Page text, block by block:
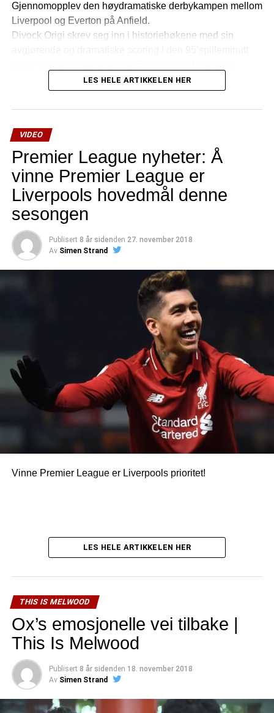
Gjennomopplev den høydramatiske derbykampen mellom
Liverpool og Everton på Anfield.
Divock Origi skrev seg inn i historiebøkene med sin
landslagskeeper Jordan Pickford
Se scoringen fra alle tenkelige vinkler:
LES HELE ARTIKKELEN HER
VIDEO
Premier League nyheter: Å
vinne Premier League er
Liverpools hovedmål denne
sesongen
Publisert 8 år sidenden 27. november 2018
Av Simen Strand
Vinne Premier League er Liverpools prioritet!
LES HELE ARTIKKELEN HER
THIS IS MELWOOD
Ox’s emosjonelle vei tilbake |
This Is Melwood
Publisert 8 år sidenden 18. november 2018
Av Simen Strand